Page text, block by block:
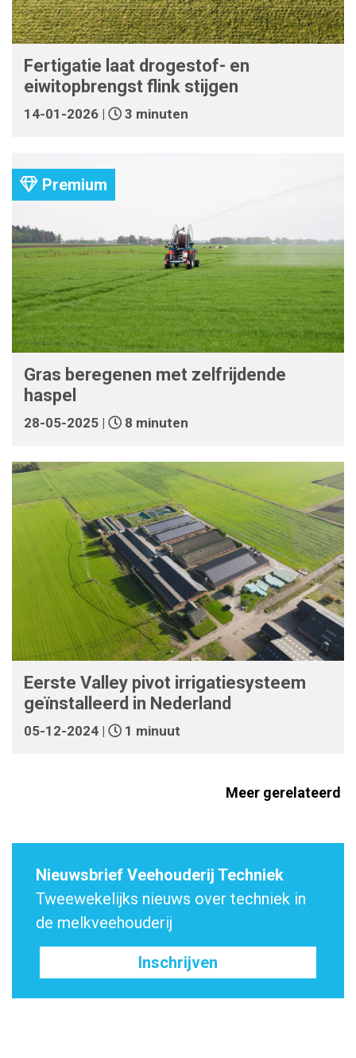
Fertigatie laat drogestof- en
eiwitopbrengst flink stijgen
14-01-2026 | 3 minuten
Premium
Gras beregenen met zelfrijdende
haspel
28-05-2025 | 8 minuten
Eerste Valley pivot irrigatiesysteem
geïnstalleerd in Nederland
05-12-2024 | 1 minuut
Meer gerelateerd
Nieuwsbrief Veehouderij Techniek
Tweewekelijks nieuws over techniek in
de melkveehouderij
Inschrijven